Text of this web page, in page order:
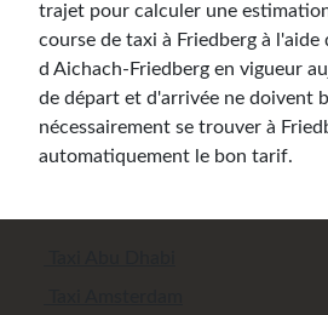
trajet pour calculer une
course de taxi à Friedberg à
d Aichach-Friedberg en vigueur
de départ et d'arrivée ne doivent
nécessairement se trouver à
automatiquement le bon tarif.